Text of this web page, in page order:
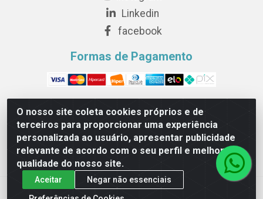
O nosso site coleta cookies próprios e de
terceiros para proporcionar uma experiência
personalizada ao usuário, apresentar publicidade
relevante de acordo com o seu perfil e melhorar a
qualidade do nosso site.
Aceitar
Negar não essenciais
Linkedin
facebook
Formas de Pagamento
Novesete Distribuidora LTDA - Avenida Setecentos, S/N,
Terminal Intermodal da Serra, Serra/ES - CEP 29161-
414 - CNPJ 29.479.604/0001-44